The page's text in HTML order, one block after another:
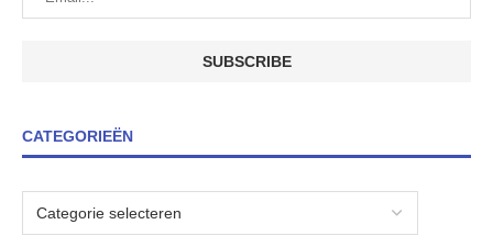
CATEGORIEËN